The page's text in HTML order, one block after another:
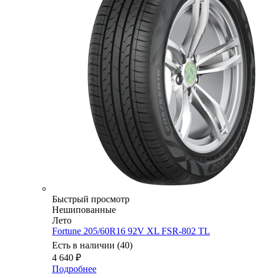
Быстрый просмотр
Нешипованные
Лето
Fortune 205/60R16 92V XL FSR-802 TL
Есть в наличии (40)
4 640 ₽
Подробнее